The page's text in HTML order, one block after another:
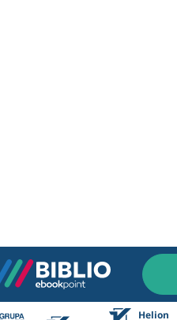
Helion